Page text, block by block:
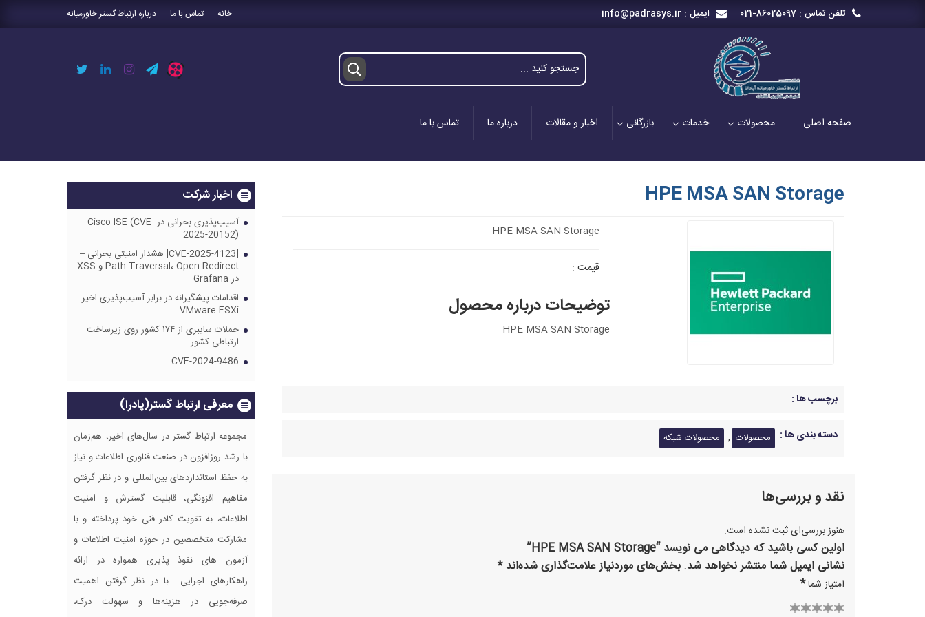
تلفن تماس : 021-86025097 ایمیل : info@padrasys.ir خانه تماس با ما درباره ارتباط گستر خاورمیانه
صفحه اصلی محصولات خدمات بازرگانی اخبار و مقالات درباره ما تماس با ما
HPE MSA SAN Storage
HPE MSA SAN Storage
قیمت :
توضیحات درباره محصول
HPE MSA SAN Storage
برچسب ها :
دسته بندی ها : محصولات , محصولات شبکه
نقد و بررسی‌ها
هنوز بررسی‌ای ثبت نشده است.
اولین کسی باشید که دیدگاهی می نویسد “HPE MSA SAN Storage”
نشانی ایمیل شما منتشر نخواهد شد.بخش‌های موردنیاز علامت‌گذاری شده‌اند*
امتیاز شما*
اخبار شرکت
آسیب‌پذیری بحرانی در Cisco ISE (CVE-
2025-20152)
[CVE-2025-4123] هشدار امنیتی بحرانی –
Path Traversal، Open Redirect و XSS
در Grafana
اقدامات پیشگیرانه در برابر آسیب‌پذیری اخیر
VMware ESXi
حملات سایبری از ۱۷۴ کشور روی زیرساخت
ارتباطی کشور
CVE-2024-9486
معرفی ارتباط گستر(پادرا)
مجموعه ارتباط گستر در سال‌های اخیر، هم‌زمان
با رشد روزافزون در صنعت فناوری اطلاعات و نیاز
به حفظ استانداردهای بین‌المللی و در نظر گرفتن
مفاهیم افزونگی، قابلیت گسترش و امنیت
اطلاعات، به تقویت کادر فنی خود پرداخته و با
مشارکت متخصصین در حوزه امنیت اطلاعات و
آزمون های نفوذ پذیری همواره در ارائه
راهکارهای اجرایی با در نظر گرفتن اهمیت
صرفه‌جویی در هزینه‌ها و سهولت درک،